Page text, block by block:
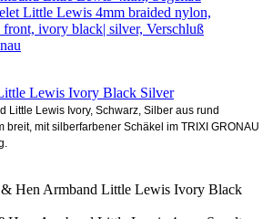
Lewis Ivory Black Silver
Little Lewis Ivory, Schwarz, Silber aus rund
breit, mit silberfarbener Schäkel im TRIXI GRONAU